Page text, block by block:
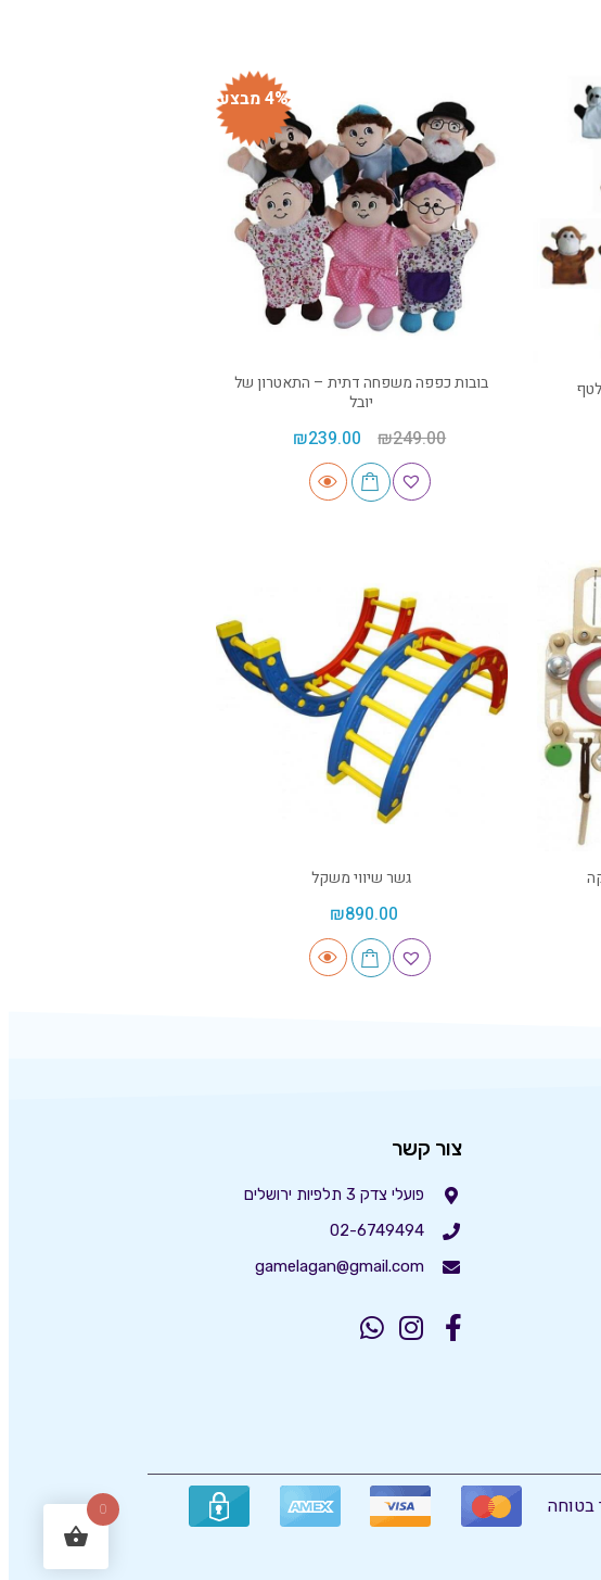
4% מבצע
בובות כפפה משפחה דתית – התאטרון של
יובל
₪249.00
₪239.00
גשר שיווי משקל
₪890.00
צור קשר
פועלי צדק 3 תלפיות ירושלים
02-6749494
gamelagan@gmail.com
בטוחה 0